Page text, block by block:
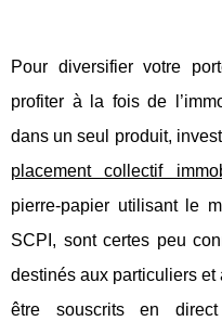
Pour diversifier votre
profiter à la fois de
dans un seul produit,
placement collectif
pierre-papier utilisant le
SCPI, sont certes peu
destinés aux particuliers
être souscrits en